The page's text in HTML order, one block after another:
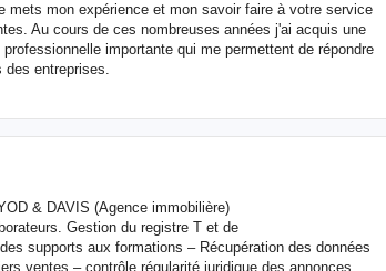
mon expérience et mon savoir faire à votre service
Au cours de ces nombreuses années j'ai acquis une
importante qui me permettent de répondre
des entreprises.
& DAVIS (Agence immobilière)
Gestion du registre T et de
supports aux formations – Récupération des données
ventes – contrôle régularité juridique des annonces.